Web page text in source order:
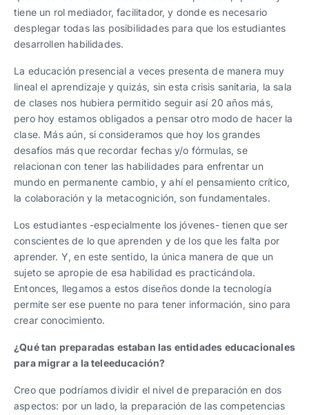
tiene un rol mediador, facilitador, y donde es necesario
desplegar todas las posibilidades para que los estudiantes
desarrollen habilidades.
La educación presencial a veces presenta de manera muy
lineal el aprendizaje y quizás, sin esta crisis sanitaria, la sala
de clases nos hubiera permitido seguir así 20 años más,
pero hoy estamos obligados a pensar otro modo de hacer la
clase. Más aún, si consideramos que hoy los grandes
desafíos más que recordar fechas y/o fórmulas, se
relacionan con tener las habilidades para enfrentar un
mundo en permanente cambio, y ahí el pensamiento crítico,
la colaboración y la metacognición, son fundamentales.
Los estudiantes -especialmente los jóvenes- tienen que ser
conscientes de lo que aprenden y de los que les falta por
aprender. Y, en este sentido, la única manera de que un
sujeto se apropie de esa habilidad es practicándola.
Entonces, llegamos a estos diseños donde la tecnología
permite ser ese puente no para tener información, sino para
crear conocimiento.
¿Qué tan preparadas estaban las entidades educacionales
para migrar a la teleeducación?
Creo que podríamos dividir el nivel de preparación en dos
aspectos: por un lado, la preparación de las competencias